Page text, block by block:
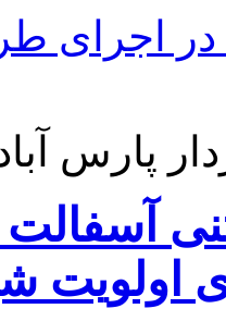
اجرای
پارس
۴۰ هزار تنی
اولویت